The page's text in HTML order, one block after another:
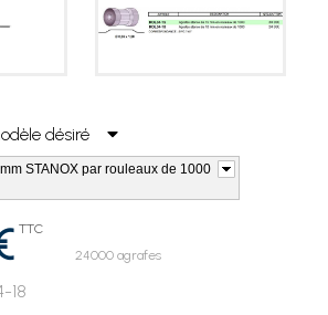
désiré
STANOX par rouleaux de 1000
TTC
24000 agrafes
18